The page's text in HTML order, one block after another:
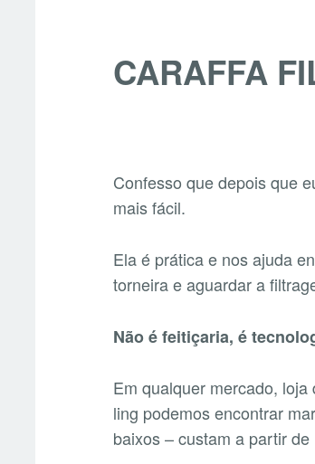
CARAFFA
Confesso que depois que
mais fácil.
Ela é prática e nos ajuda
torneira e aguardar a
Não é feitiçaria, é
Em qualquer mercado,
ling podemos encontrar
baixos – custam a partir